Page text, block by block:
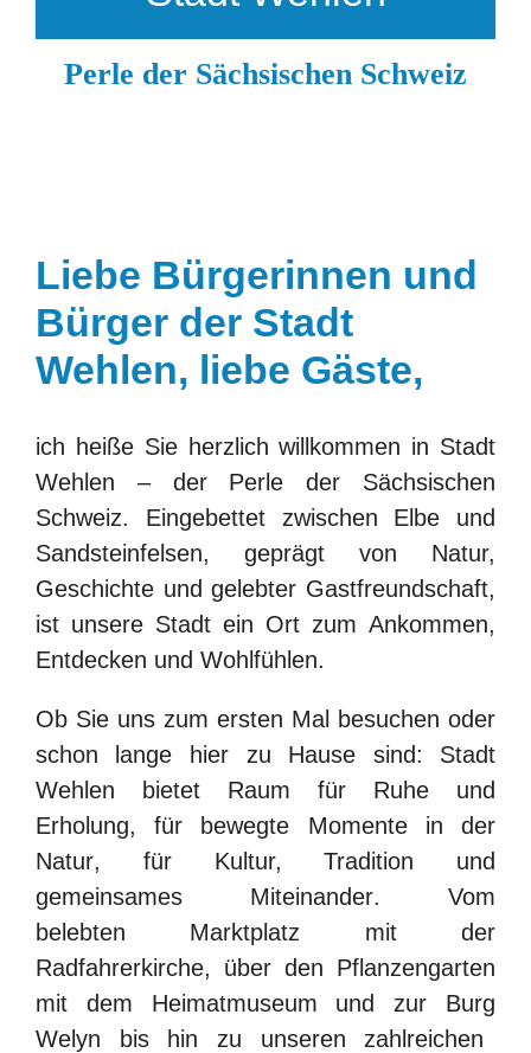
Perle der Sächsischen Schweiz
Liebe Bürgerinnen und
Bürger der Stadt
Wehlen, liebe Gäste,
ich heiße Sie herzlich willkommen in Stadt
Wehlen – der Perle der Sächsischen
Schweiz. Eingebettet zwischen Elbe und
Sandsteinfelsen, geprägt von Natur,
Geschichte und gelebter Gastfreundschaft,
ist unsere Stadt ein Ort zumAnkommen,
Entdecken und Wohlfühlen.
Ob Sie uns zum ersten Mal besuchen oder
schon lange hier zu Hause sind: Stadt
Wehlen bietet Raum für Ruhe und
Erholung, für
bewegte Momente in der
Natur, für Kultur, Tradition und
gemeinsames Miteinander. Vom
belebten Marktplatz mit der
Radfahrerkirche, über den Pflanzengarten
mit dem Heimatmuseum und zur Burg
Welyn bis hin zu unseren zahlreichen